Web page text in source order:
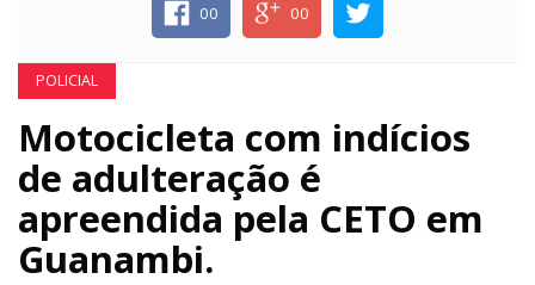
00 00
POLICIAL
Motocicleta com indícios
de adulteração é
apreendida pela CETO em
Guanambi.